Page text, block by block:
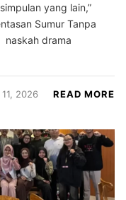
yang lain,”
Sumur Tanpa
naskah drama
2026 READ MORE